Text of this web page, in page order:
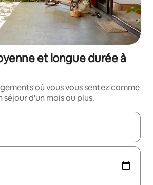
et longue durée à
où vous vous sentez comme
séjour d'un mois ou plus.
s'affichent, utilisez les flèches vers le